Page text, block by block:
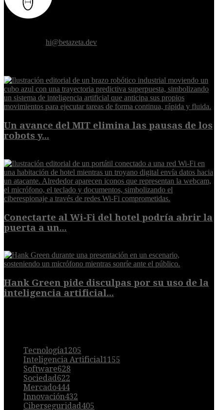
hi@betazeta.dev
Un avance del MIT elimina las pausas de los
robots y...
Conectarte al Wi-Fi del hotel podría abrir la
puerta a un...
Hank Green pide disculpas por su uso de la
inteligencia artificial...
Tecnología1205
Inteligencia Artificial1155
Software628
Sociedad622
Mercado444
Innovación432
Ciberseguridad405